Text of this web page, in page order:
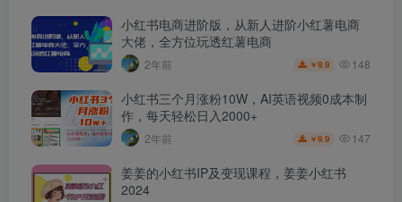
小红书电商进阶版，从新人进阶小红薯电商
大佬，全方位玩透红薯电商
2年前 ￥9.9 148
小红书三个月涨粉10W，AI英语视频0成本制
作，每天轻松日入2000+
2年前 ￥9.9 147
姜姜的小红书IP及变现课程，姜姜小红书
2024